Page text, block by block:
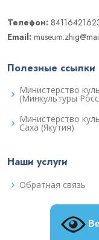
Телефон:
Email:
Полезные ссылки
Министерство
(Минкультуры
Министерство
Саха (Якутия)
Наши услуги
Обратная связь